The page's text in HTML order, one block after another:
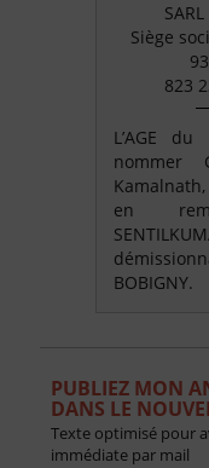
Siège
823
L’AGE
nommer
en
BOBIGNY.
PUBLIEZ MON
DANS LE
Texte optimisé pour
immédiate par mail